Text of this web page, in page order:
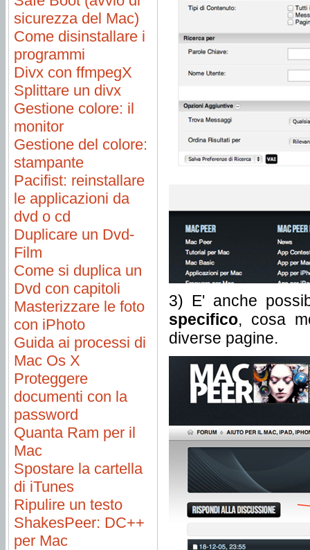
sicurezza del Mac)
Come disinstallare i
programmi
Divx con ffmpegX
Splittare un divx
Gestione colore: il
monitor
Gestione del colore:
stampante
Pacifist: reinstallare
le applicazioni da
dvd o cd
Duplicare un Dvd-
Film
Come si duplica un
Dvd con capitoli
Masterizzare le foto
con iPhoto
Guida ai processi di
Mac Os X
Proteggere
documenti con la
password
Quanta Ram per il
Mac
Spostare la cartella
di iTunes
Ripulire un testo
ShakesPeer: DC++
per Mac
3) E' anche
specifico, cosa
diverse pagine.